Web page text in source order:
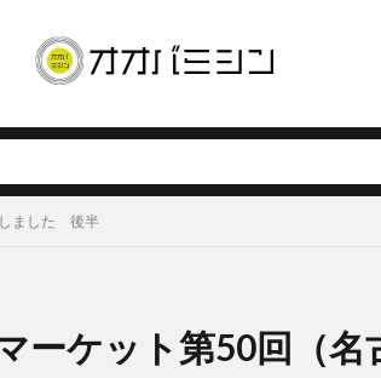
しました 後半
ーケット第50回（名